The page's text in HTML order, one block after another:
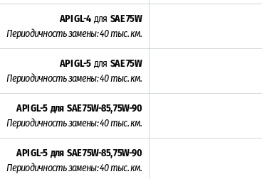
API GL-4 для SAE 75W
Периодичность замены: 40 тыс. км.
API GL-5 для SAE 75W
Периодичность замены: 40 тыс. км.
API GL-5 для SAE 75W-85, 75W-90
Периодичность замены: 40 тыс. км.
API GL-5 для SAE 75W-85, 75W-90
Периодичность замены: 40 тыс. км.